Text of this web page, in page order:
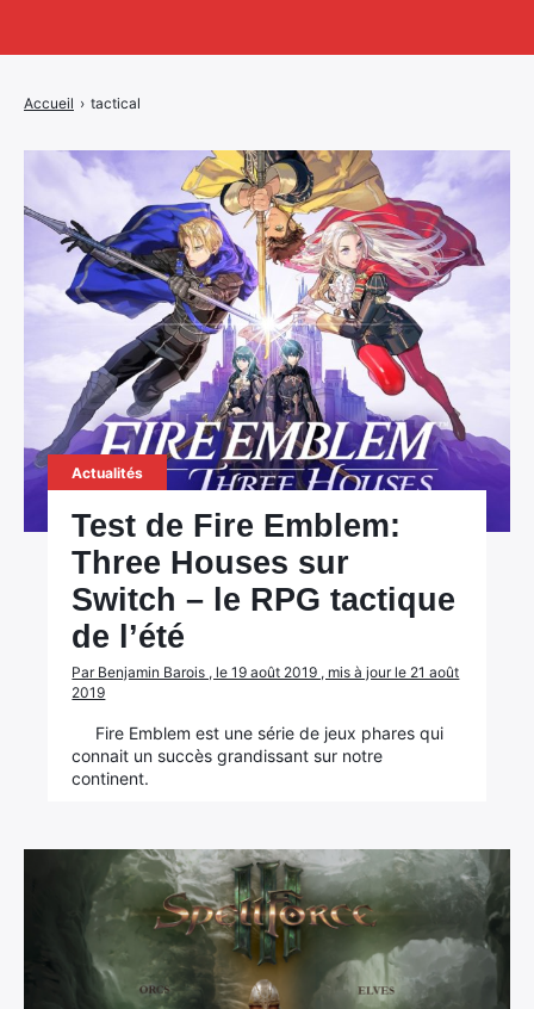
Accueil › tactical
Actualités
Test de Fire Emblem:
Three Houses sur
Switch – le RPG tactique
de l’été
Par Benjamin Barois , le 19 août 2019 , mis à jour le 21 août
2019
Fire Emblem est une série de jeux phares qui
connait un succès grandissant sur notre
continent.